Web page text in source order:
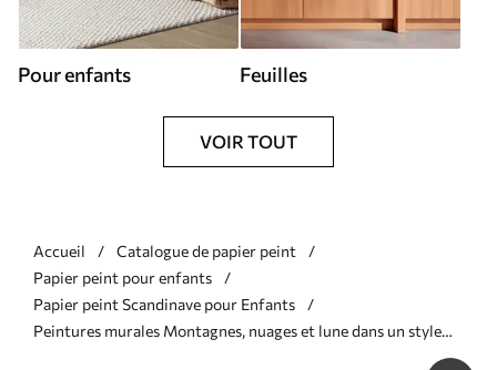
Pour enfants Feuilles
VOIR TOUT
Accueil
Catalogue de papier peint
Papier peint pour enfants
Papier peint Scandinave pour Enfants
Peintures murales Montagnes, nuages et lune dans un style